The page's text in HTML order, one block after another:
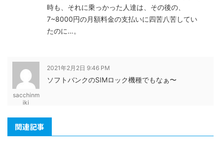
時も、それに乗っかった人達は、その後の、
7~8000円の月額料金の支払いに四苦八苦してい
たのに…。
sacchinm
iki
2021年2月2日 9:46 PM
ソフトバンクのSIMロック機種でもなぁ〜
関連記事